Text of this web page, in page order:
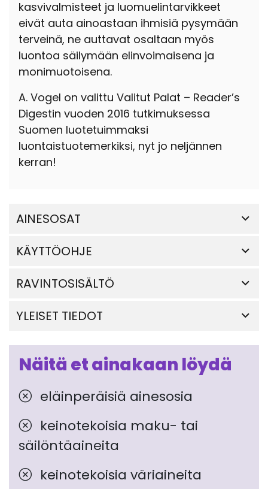
kasvivalmisteet ja luomuelintarvikkeet
eivät auta ainoastaan ihmisiä pysymään
terveinä, ne auttavat osaltaan myös
luontoa säilymään elinvoimaisena ja
monimuotoisena.
A. Vogel on valittu Valitut Palat – Reader’s
Digestin vuoden 2016 tutkimuksessa
Suomen luotetuimmaksi
luontaistuotemerkiksi, nyt jo neljännen
kerran!
AINESOSAT
KÄYTTÖOHJE
RAVINTOSISÄLTÖ
YLEISET TIEDOT
Näitä et ainakaan löydä
eläinperäisiä ainesosia
keinotekoisia maku- tai
säilöntäaineita
keinotekoisia väriaineita